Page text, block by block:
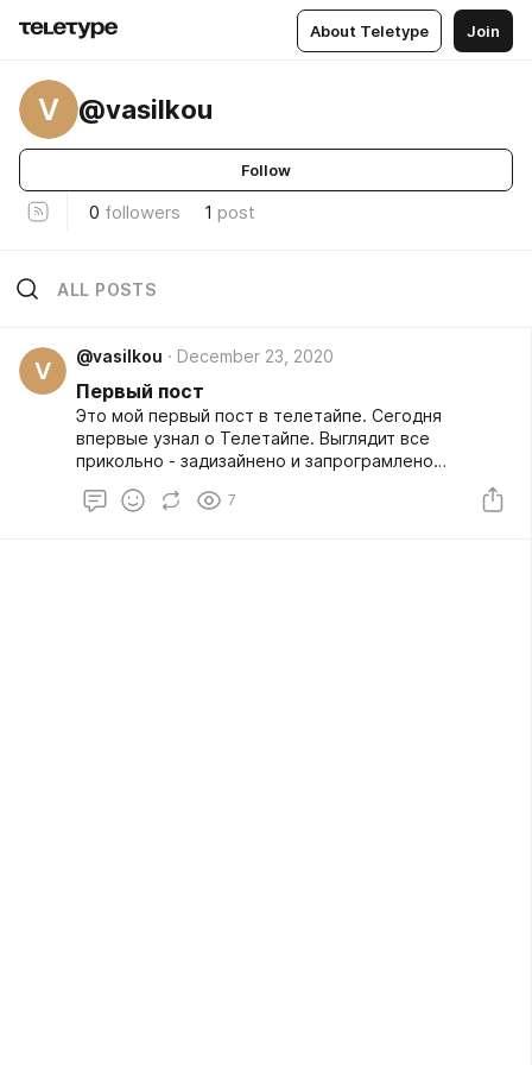
About Teletype Join
V @vasilkou
Follow
0 followers 1 post
ALL POSTS
V
@vasilkou December 23, 2020
Первый пост
Это мой первый пост в телетайпе. Сегодня
впервые узнал о Телетайпе. Выглядит все
прикольно - задизайнено и запрограмлено
7